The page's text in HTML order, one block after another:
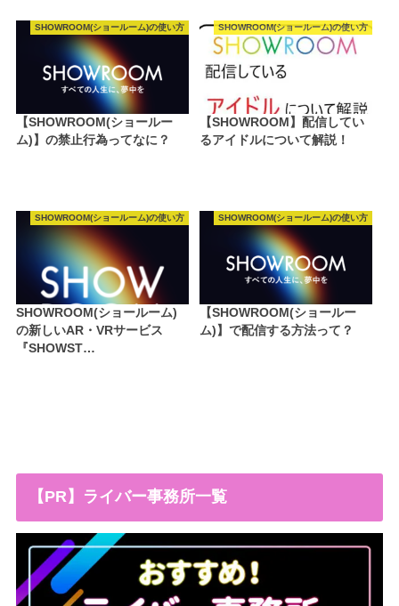
SHOWROOM(ショールーム)の使い方
【SHOWROOM(ショールー
ム)】の禁止行為ってなに？
SHOWROOM(ショールーム)の使い方
【SHOWROOM】配信してい
るアイドルについて解説！
SHOWROOM(ショールーム)の使い方
SHOWROOM(ショールーム)
の新しいAR・VRサービス
『SHOWST…
SHOWROOM(ショールーム)の使い方
【SHOWROOM(ショールー
ム)】で配信する方法って？
【PR】ライバー事務所一覧